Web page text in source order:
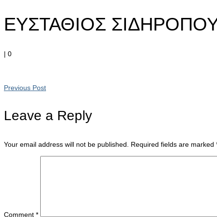
ΕΥΣΤΑΘΙΟΣ
| 0
Previous Post
Leave a Reply
Your email address will not be published. Required fields are marked
Comment *